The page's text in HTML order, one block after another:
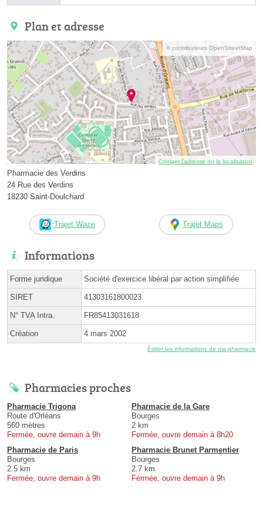
Plan et adresse
© contributeurs OpenStreetMap
Corriger l’adresse ou la localisation
Pharmacie des Verdins
24 Rue des Verdins
18230 Saint-Doulchard
Trajet Waze Trajet Maps
Informations
Forme juridique Société d'exercice libéral par action simplifiée
SIRET 41303161800023
N° TVA Intra. FR85413031618
Création 4 mars 2002
Éditer les informations de ma pharmacie
Pharmacies proches
Pharmacie Trigona
Route d'Orléans
560 mètres
Fermée, ouvre demain à 9h
Pharmacie de la Gare
Bourges
2 km
Fermée, ouvre demain à 8h20
Pharmacie de Paris
Bourges
2.5 km
Fermée, ouvre demain à 9h
Pharmacie Brunet Parmentier
Bourges
2.7 km
Fermée, ouvre demain à 9h